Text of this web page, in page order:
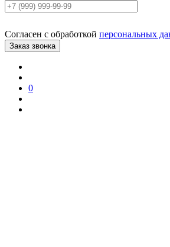
Согласен с обработкой персональных
0